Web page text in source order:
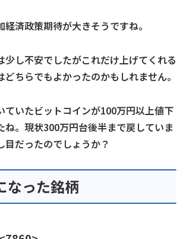
済政策期待が大きそうですね。
少し不安でしたがこれだけ上げてくれる
ちらでもよかったのかもしれません。
ていたビットコインが100万円以上値下
ね。現状300万円台後半まで戻していま
目だったのでしょうか？
なった銘柄